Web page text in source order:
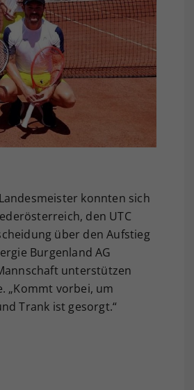
konnten sich
den UTC
über den Aufstieg
Burgenland AG
unterstützen
„Kommt vorbei, um
Trank ist gesorgt.“
Einstellungen, falls der
dies eingestellt hat.